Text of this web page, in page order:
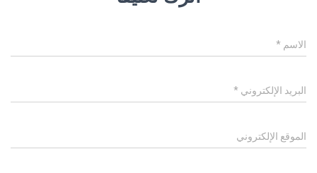
الاسم *
البريد الإلكتروني *
الموقع الإلكتروني